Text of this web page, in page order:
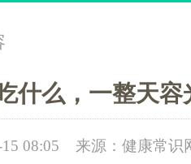
什么，一整天容
08:05 来源：健康常识